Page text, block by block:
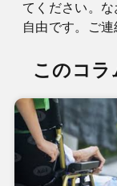
てください。
自由です。ご連
このコラ